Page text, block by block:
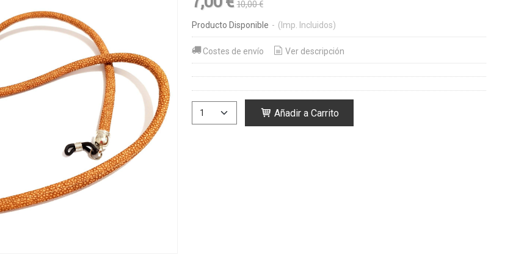
10,00 €
Producto Disponible - (Imp. Incluidos)
Costes de envío Ver descripción
Añadir a Carrito